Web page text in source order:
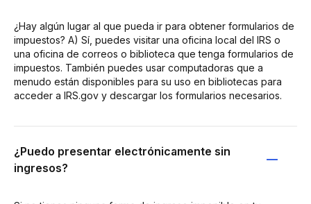
¿Hay algún lugar al que pueda ir para obtener formularios de
impuestos? A) Sí, puedes visitar una oficina local del IRS o
una oficina de correos o biblioteca que tenga formularios de
impuestos. También puedes usar computadoras que a
menudo están disponibles para su uso en bibliotecas para
acceder a IRS.gov y descargar los formularios necesarios.
¿Puedo presentar electrónicamente sin
ingresos?